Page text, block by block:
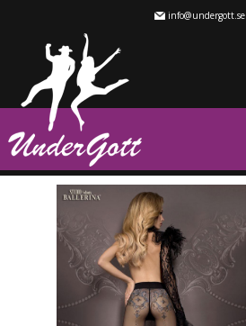
info@undergott.se